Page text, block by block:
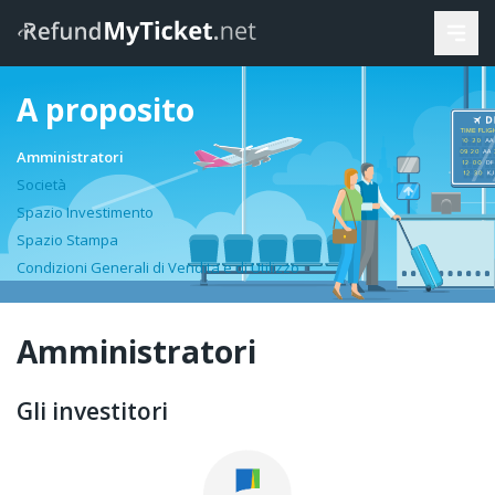
A proposito
Amministratori
Società
Spazio Investimento
Spazio Stampa
Condizioni Generali di Vendita e di Utilizzo
Amministratori
Gli investitori